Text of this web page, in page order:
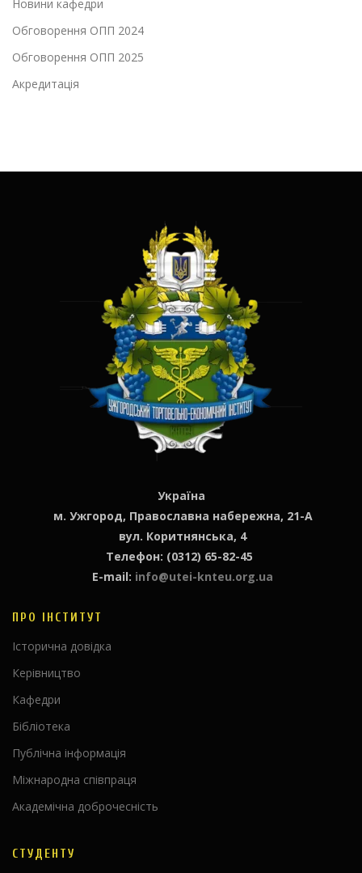
Новини кафедри
Обговорення ОПП 2024
Обговорення ОПП 2025
Акредитація
Україна
м. Ужгород, Православна набережна, 21-А
вул. Коритнянська, 4
Телефон: (0312) 65-82-45
E-mail: info@utei-knteu.org.ua
ПРО ІНСТИТУТ
Історична довідка
Керівництво
Кафедри
Бібліотека
Публічна інформація
Міжнародна співпраця
Академічна доброчесність
СТУДЕНТУ